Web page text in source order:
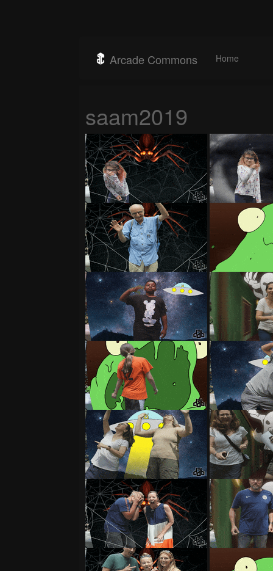
Arcade Commons Home
saam2019